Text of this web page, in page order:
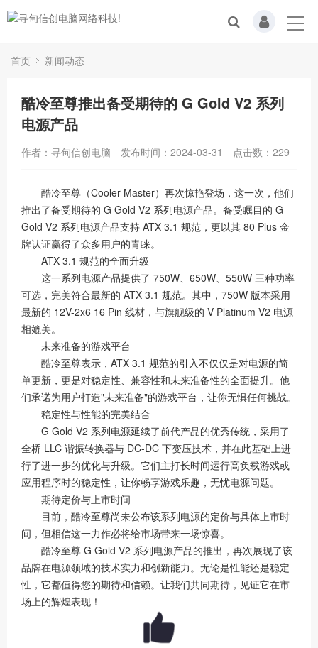
首页 新闻动态
酷冷至尊推出备受期待的 G Gold V2 系列
电源产品
作者：寻甸信创电脑 发布时间：2024-03-31 点击数： 229
酷冷至尊（Cooler Master）再次惊艳登场，这一次，他们
推出了备受期待的 G Gold V2 系列电源产品。备受瞩目的 G
Gold V2 系列电源产品支持 ATX 3.1 规范，更以其 80 Plus 金
牌认证赢得了众多用户的青睐。
ATX 3.1 规范的全面升级
这一系列电源产品提供了 750W、650W、550W 三种功率
可选，完美符合最新的 ATX 3.1 规范。其中，750W 版本采用
最新的 12V-2x6 16 Pin 线材，与旗舰级的 V Platinum V2 电源
相媲美。
未来准备的游戏平台
酷冷至尊表示，ATX 3.1 规范的引入不仅仅是对电源的简
单更新，更是对稳定性、兼容性和未来准备性的全面提升。他
们承诺为用户打造"未来准备"的游戏平台，让你无惧任何挑战。
稳定性与性能的完美结合
G Gold V2 系列电源延续了前代产品的优秀传统，采用了
全桥 LLC 谐振转换器与 DC-DC 下变压技术，并在此基础上进
行了进一步的优化与升级。它们主打长时间运行高负载游戏或
应用程序时的稳定性，让你畅享游戏乐趣，无忧电源问题。
期待定价与上市时间
目前，酷冷至尊尚未公布该系列电源的定价与具体上市时
间，但相信这一力作必将给市场带来一场惊喜。
酷冷至尊 G Gold V2 系列电源产品的推出，再次展现了该
品牌在电源领域的技术实力和创新能力。无论是性能还是稳定
性，它都值得您的期待和信赖。让我们共同期待，见证它在市
场上的辉煌表现！